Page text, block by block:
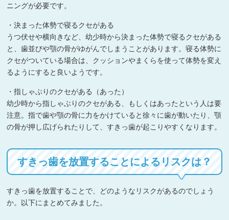
ニングが必要です。
・決まった体勢で寝るクセがある
うつ伏せや横向きなど、幼少時から決まった体勢で寝るクセがある
と、歯並びや顎の骨がゆがんでしまうことがあります。寝る体勢に
クセがついている場合は、クッションやまくらを使って体勢を変え
るようにすると良いようです。
・指しゃぶりのクセがある（あった）
幼少時から指しゃぶりのクセがある、もしくはあったという人は要
注意。指で歯や顎の骨に力をかけていると徐々に歯が動いたり、顎
の骨が押し広げられたりして、すきっ歯が起こりやすくなります。
すきっ歯を放置することによるリスクは？
すきっ歯を放置することで、どのようなリスクがあるのでしょう
か。以下にまとめてみました。